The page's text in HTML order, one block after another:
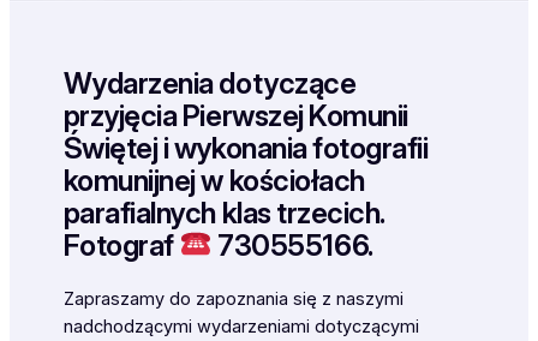
Wydarzenia dotyczące
przyjęcia Pierwszej Komunii
Świętej i wykonania fotografii
komunijnej w kościołach
parafialnych klas trzecich.
Fotograf
730555166.
Zapraszamy do zapoznania się z naszymi
nadchodzącymi wydarzeniami dotyczącymi